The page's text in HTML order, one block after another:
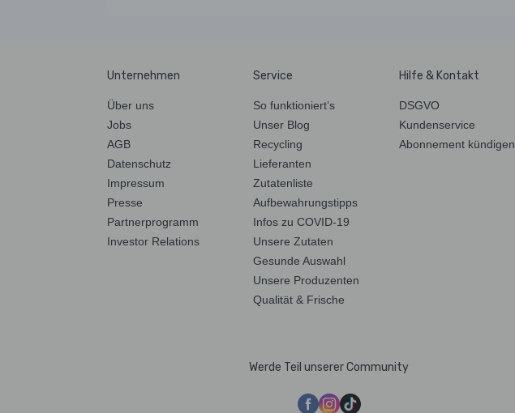
Unternehmen
Über uns
Jobs
AGB
Datenschutz
Impressum
Presse
Partnerprogramm
Investor Relations
Service
So funktioniert’s
Unser Blog
Recycling
Lieferanten
Zutatenliste
Aufbewahrungstipps
Infos zu COVID-19
Unsere Zutaten
Gesunde Auswahl
Unsere Produzenten
Qualität & Frische
Hilfe & Kontakt
DSGVO
Kundenservice
Abonnement kündigen
Werde Teil unserer Community